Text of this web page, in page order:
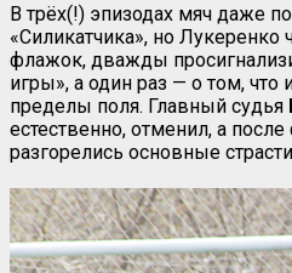
В трёх(!) эпизодах мяч даже
«Силикатчика», но
флажок, дважды
игры», а один раз — о том, что
пределы поля. Главный судья
естественно, отменил, а
разгорелись основные